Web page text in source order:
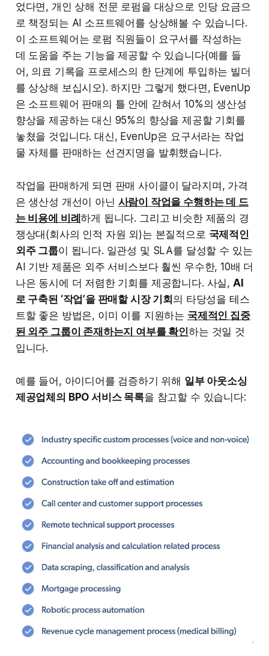
었다면, 개인 상해 전문 로펌을 대상으로 인당 요금으
로 책정되는 AI 소프트웨어를 상상해볼 수 있습니다.
이 소프트웨어는 로펌 직원들이 요구서를 작성하는
데 도움을 주는 기능을 제공할 수 있습니다(예를 들
어, 의료 기록을 프로세스의 한 단계에 투입하는 빌더
를 상상해 보십시오). 하지만 그렇게 했다면, EvenUp
은 소프트웨어 판매의 틀 안에 갇혀서 10%의 생산성
향상을 제공하는 대신 95%의 향상을 제공할 기회를
놓쳤을 것입니다. 대신, EvenUp은 요구서라는 작업
물 자체를 판매하는 선견지명을 발휘했습니다.
작업을 판매하게 되면 판매 사이클이 달라지며, 가격
은 생산성 개선이 아닌 사람이 작업을 수행하는 데 드
는 비용에 비례하게 됩니다. 그리고 비슷한 제품의 경
쟁상대(회사의 인적 자원 외)는 본질적으로 국제적인
외주 그룹이 됩니다. 일관성 및 SLA를 달성할 수 있는
AI 기반 제품은 외주 서비스보다 훨씬 우수한, 10배 더
나은 동시에 더 저렴한 기회를 제공합니다. 사실, AI
로 구축된 ‘작업’을 판매할 시장 기회 의 타당성을 테스
트할 좋은 방법은, 이미 이를 지원하는 국제적인 집중
된 외주 그룹이 존재하는지 여부를 확인하는 것일 것
입니다.
예를 들어, 아이디어를 검증하기 위해 일부 아웃소싱
제공업체의 BPO 서비스 목록을 참고할 수 있습니다: